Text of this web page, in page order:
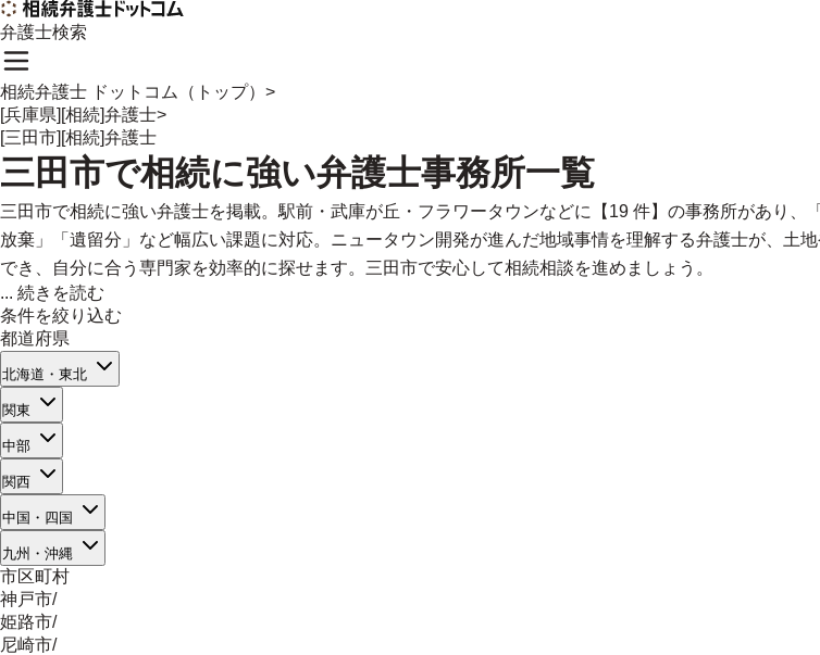
弁護士検索
相続弁護士 ドットコム（トップ） >
[兵庫県][相続]弁護士>
[三田市][相続]弁護士
三田市で相続に強い弁護士事務所一覧
三田市で相続に強い弁護士を掲載。駅前・武庫が丘・フラワータウンなどに【19 件】の事務所があり
放棄」「遺留分」など幅広い課題に対応。ニュータウン開発が進んだ地域事情を理解する弁護士が、土
でき、自分に合う専門家を効率的に探せます。三田市で安心して相続相談を進めましょう。
... 続きを読む
条件を絞り込む
都道府県
北海道・東北
関東
中部
関西
中国・四国
九州・沖縄
市区町村
神戸市/
姫路市/
尼崎市/